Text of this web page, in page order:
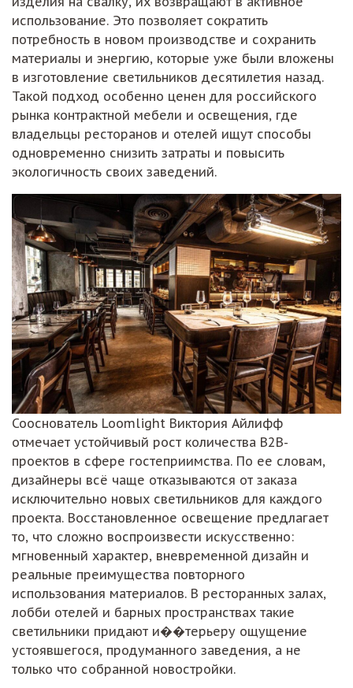
использование. Это позволяет сократить
потребность в новом производстве и сохранить
материалы и энергию, которые уже были вложены
в изготовление светильников десятилетия назад.
Такой подход особенно ценен для российского
рынка контрактной мебели и освещения, где
владельцы ресторанов и отелей ищут способы
одновременно снизить затраты и повысить
экологичность своих заведений.
Сооснователь Loomlight Виктория Айлифф
отмечает устойчивый рост количества B2B-
проектов в сфере гостеприимства. По ее словам,
дизайнеры всё чаще отказываются от заказа
исключительно новых светильников для каждого
проекта. Восстановленное освещение предлагает
то, что сложно воспроизвести искусственно:
мгновенный характер, вневременной дизайн и
реальные преимущества повторного
использования материалов. В ресторанных залах,
лобби отелей и барных пространствах такие
светильники придают и��терьеру ощущение
устоявшегося, продуманного заведения, а не
только что собранной новостройки.